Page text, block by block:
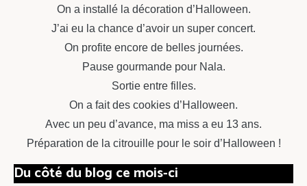
On a installé la décoration d’Halloween.
J’ai eu la chance d’avoir un super concert.
On profite encore de belles journées.
Pause gourmande pour Nala.
Sortie entre filles.
On a fait des cookies d’Halloween.
Avec un peu d’avance, ma miss a eu 13 ans.
Préparation de la citrouille pour le soir d’Halloween !
Du côté du blog ce mois-ci